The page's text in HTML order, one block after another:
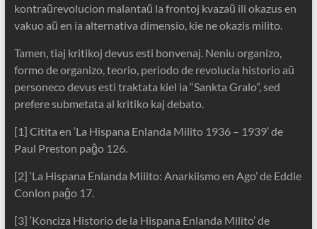
kontraŭrevolucion malantaŭ la frontoj kvazaŭ ili okazus en
vakuo aŭ en ia alternativa dimensio, kie ne okazis milito.
Tamen, tiaj kritikoj devus esti bonvenaj. Neniu organizo,
formo de organizo, teorio, periodo de revolucia historio aŭ
personeco devus esti traktata kiel ia “Sankta Gralo”, sed
prefere submetata al kritiko kaj debato.
[1] Citita en ‘La Hispana Enlanda Milito 1936 – 1939’ de
Paul Preston paĝo 126.
[2] ‘La Hispana Enlanda Milito: Anarkiismo en Ago’ de Eddie
Conlon paĝo 17.
[3] ‘Konciza Historio de la Hispana Enlanda Milito’ de